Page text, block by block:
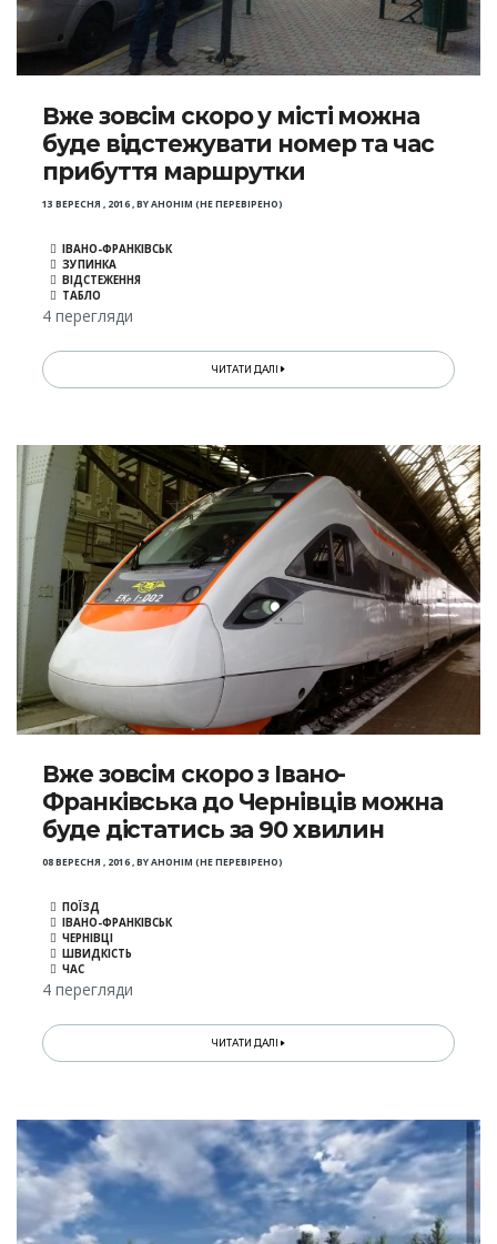
Вже зовсім скоро у місті можна
буде відстежувати номер та час
прибуття маршрутки
13 ВЕРЕСНЯ , 2016,BYАНОНІМ (НЕ ПЕРЕВІРЕНО)
ІВАНО-ФРАНКІВСЬК
ЗУПИНКА
ВІДСТЕЖЕННЯ
ТАБЛО
4 перегляди
ЧИТАТИ ДАЛІ
Вже зовсім скоро з Івано-
Франківська до Чернівців можна
буде дістатись за 90 хвилин
08 ВЕРЕСНЯ , 2016,BYАНОНІМ (НЕ ПЕРЕВІРЕНО)
ПОЇЗД
ІВАНО-ФРАНКІВСЬК
ЧЕРНІВЦІ
ШВИДКІСТЬ
ЧАС
4 перегляди
ЧИТАТИ ДАЛІ